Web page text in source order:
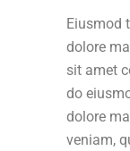
Eiusmod
dolore
sit amet
do
dolore
veniam,